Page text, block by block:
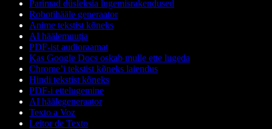
Parimad düsleksia lugemisrakendused
Robotihääle generaator
Anime tekstist kõneks
AI häälemuutja
PDF-ist audioraamat
Kas Google Docs oskab mulle ette lugeda
Chrome’i tekstist kõneks laiendus
Hindi tekstist kõneks
PDF-i ettelugemine
AI häälegeneraator
Texto a Voz
Leitor de Texto